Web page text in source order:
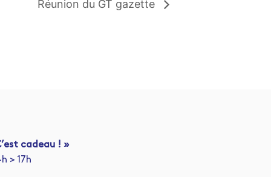
Réunion du GT gazette
cadeau ! »
> 17h